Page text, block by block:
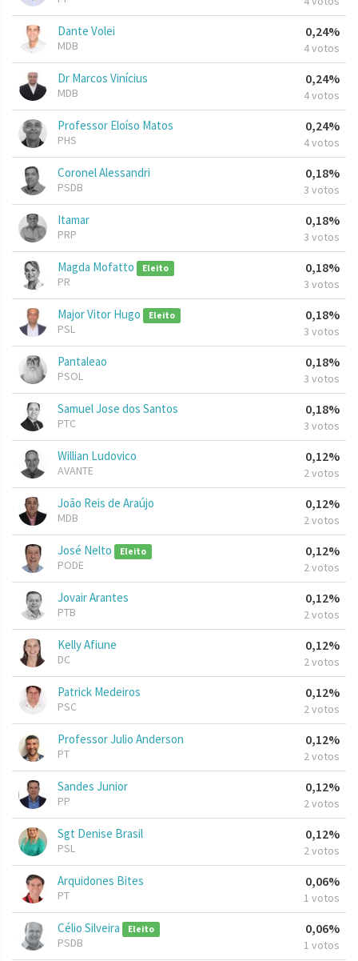
Dante Volei
MDB
0,24%
4 votos
Dr Marcos Vinícius
MDB
0,24%
4 votos
Professor Eloíso Matos
PHS
0,24%
4 votos
Coronel Alessandri
PSDB
0,18%
3 votos
Itamar
PRP
0,18%
3 votos
Magda Mofatto Eleito
PR
0,18%
3 votos
Major Vitor Hugo Eleito
PSL
0,18%
3 votos
Pantaleao
PSOL
0,18%
3 votos
Samuel Jose dos Santos
PTC
0,18%
3 votos
Willian Ludovico
AVANTE
0,12%
2 votos
João Reis de Araújo
MDB
0,12%
2 votos
José Nelto Eleito
PODE
0,12%
2 votos
Jovair Arantes
PTB
0,12%
2 votos
Kelly Afiune
DC
0,12%
2 votos
Patrick Medeiros
PSC
0,12%
2 votos
Professor Julio Anderson
PT
0,12%
2 votos
Sandes Junior
PP
0,12%
2 votos
Sgt Denise Brasil
PSL
0,12%
2 votos
Arquidones Bites
PT
0,06%
1 votos
Célio Silveira Eleito
PSDB
0,06%
1 votos